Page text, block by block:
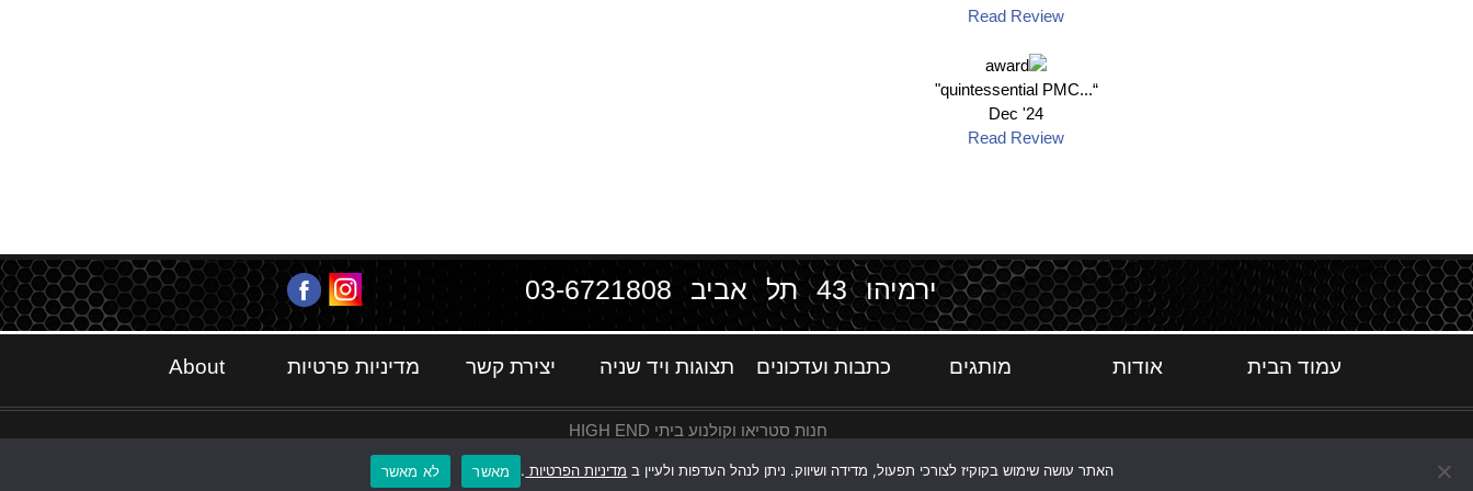
Read Review
“...quintessential PMC"
Dec '24
Read Review
ירמיהו 43 תל אביב 03-6721808
עמוד הבית אודות מותגים כתבות ועדכונים תצוגות ויד שניה יצירת קשר מדיניות פרטיות About
חנות סטריאו וקולנוע ביתי HIGH END
האתר עושה שימוש בקוקיז לצורכי תפעול, מדידה ושיווק. ניתן לנהל העדפות ולעיין ב מדיניות הפרטיות . מאשר לא מאשר